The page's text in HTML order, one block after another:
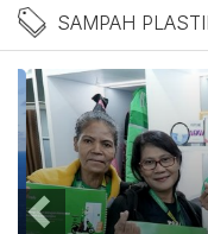
SAMPAH